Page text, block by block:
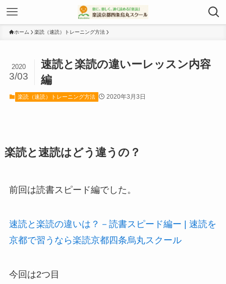
ホーム 楽読（速読）トレーニング方法
速読と楽読の違いーレッスン内容
編
2020
3/03
楽読（速読）トレーニング方法 2020年3月3日
楽読と速読はどう違うの？
前回は読書スピード編でした。
速読と楽読の違いは？－読書スピード編ー | 速読を
京都で習うなら楽読京都四条烏丸スクール
今回は2つ目